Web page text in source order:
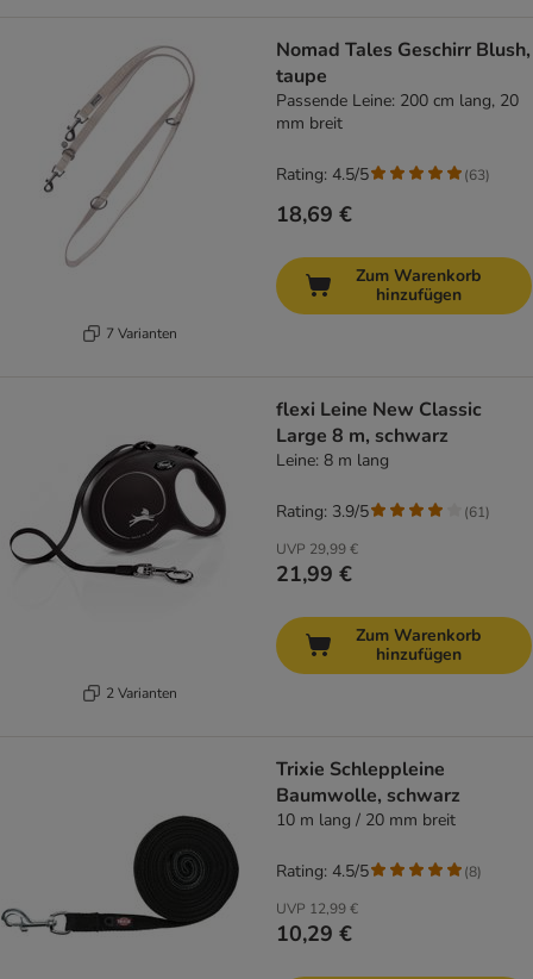
7 Varianten
Nomad Tales Geschirr Blush,
taupe
Passende Leine: 200 cm lang, 20
mm breit
18,69 €
Rating: 4.5/5 (63)
Zum Warenkorb
hinzufügen
2 Varianten
flexi Leine New Classic
Large 8 m, schwarz
Leine: 8 m lang
UVP 29,99 €
21,99 €
Rating: 3.9/5 (61)
Zum Warenkorb
hinzufügen
Trixie Schleppleine
Baumwolle, schwarz
10 m lang / 20 mm breit
UVP 12,99 €
10,29 €
Rating: 4.5/5 (8)